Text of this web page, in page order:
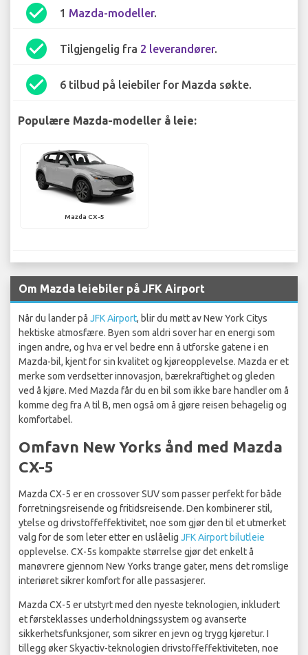
check_circle 1 Mazda-modeller.
check_circle Tilgjengelig fra 2 leverandører.
check_circle 6 tilbud på leiebiler for Mazda søkte.
Populære Mazda-modeller å leie:
Mazda CX-5
Om Mazda leiebiler på JFK Airport
Når du lander på JFK Airport, blir du møtt av New York Citys
hektiske atmosfære. Byen som aldri sover har en energi som
ingen andre, og hva er vel bedre enn å utforske gatene i en
Mazda-bil, kjent for sin kvalitet og kjøreopplevelse. Mazda er et
merke som verdsetter innovasjon, bærekraftighet og gleden
ved å kjøre. Med Mazda får du en bil som ikke bare handler om å
komme deg fra A til B, men også om å gjøre reisen behagelig og
komfortabel.
Omfavn New Yorks ånd med Mazda
CX-5
Mazda CX-5 er en crossover SUV som passer perfekt for både
forretningsreisende og fritidsreisende. Den kombinerer stil,
ytelse og drivstoffeffektivitet, noe som gjør den til et utmerket
valg for de som leter etter en uslåelig JFK Airport bilutleie
opplevelse. CX-5s kompakte størrelse gjør det enkelt å
manøvrere gjennom New Yorks trange gater, mens det romslige
interiøret sikrer komfort for alle passasjerer.
Mazda CX-5 er utstyrt med den nyeste teknologien, inkludert
et førsteklasses underholdningssystem og avanserte
sikkerhetsfunksjoner, som sikrer en jevn og trygg kjøretur. I
tillegg øker Skyactiv-teknologien drivstoffeffektiviteten, noe